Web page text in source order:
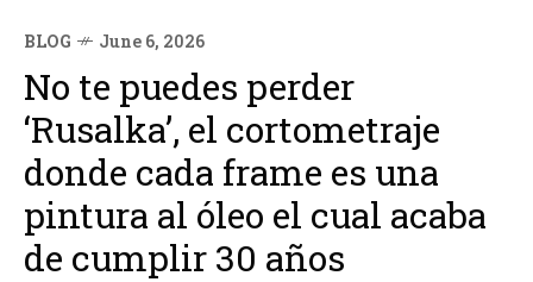
BLOG June 6, 2026
No te puedes perder
‘Rusalka’, el cortometraje
donde cada frame es una
pintura al óleo el cual acaba
de cumplir 30 años